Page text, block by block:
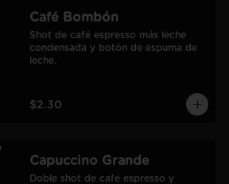
Café Bombón
Shot de café espresso más leche
condensada y botón de espuma de
leche.
$2.30
Capuccino Grande
Doble shot de café espresso y